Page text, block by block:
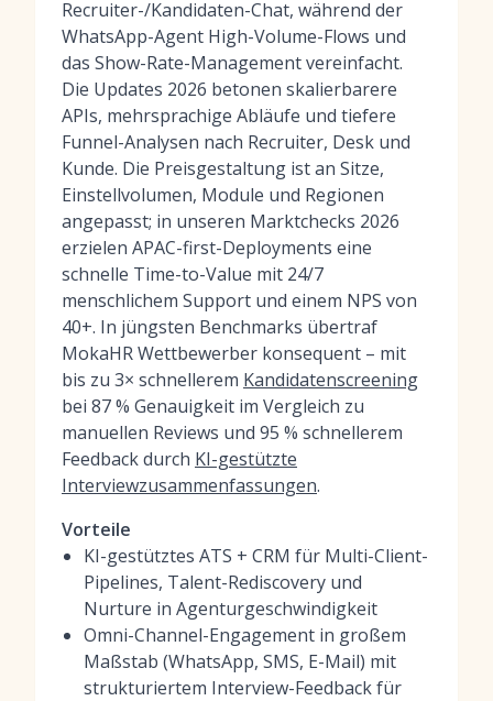
Recruiter-/Kandidaten-Chat, während der
WhatsApp-Agent High-Volume-Flows und
das Show-Rate-Management vereinfacht.
Die Updates 2026 betonen skalierbarere
APIs, mehrsprachige Abläufe und tiefere
Funnel-Analysen nach Recruiter, Desk und
Kunde. Die Preisgestaltung ist an Sitze,
Einstellvolumen, Module und Regionen
angepasst; in unseren Marktchecks 2026
erzielen APAC-first-Deployments eine
schnelle Time-to-Value mit 24/7
menschlichem Support und einem NPS von
40+. In jüngsten Benchmarks übertraf
MokaHR Wettbewerber konsequent – mit
bis zu 3× schnellerem Kandidatenscreening
bei 87 % Genauigkeit im Vergleich zu
manuellen Reviews und 95 % schnellerem
Feedback durch KI-gestützte
Interviewzusammenfassungen.
Vorteile
KI-gestütztes ATS + CRM für Multi-Client-
Pipelines, Talent-Rediscovery und
Nurture in Agenturgeschwindigkeit
Omni-Channel-Engagement in großem
Maßstab (WhatsApp, SMS, E-Mail) mit
strukturiertem Interview-Feedback für